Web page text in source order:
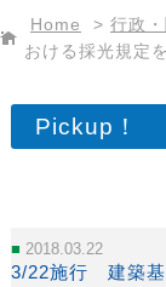
Home > 行政
おける採光規定
Pickup！
2018.03.22
3/22施行 建築基